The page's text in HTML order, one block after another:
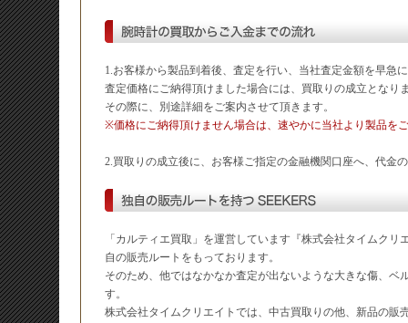
1.お客様から製品到着後、査定を行い、当社査定金額を早急
査定価格にご納得頂けました場合には、買取りの成立となり
その際に、別途詳細をご案内させて頂きます。
※価格にご納得頂けません場合は、速やかに当社より製品を
2.買取りの成立後に、お客様ご指定の金融機関口座へ、代金
「カルティエ買取」を運営しています『株式会社タイムクリ
自の販売ルートをもっております。
そのため、他ではなかなか査定が出ないような大きな傷、ベ
す。
株式会社タイムクリエイトでは、中古買取りの他、新品の販